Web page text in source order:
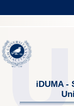
iDUMA -